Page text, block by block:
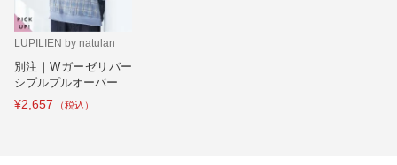
LUPILIEN by natulan
別注｜Wガーゼリバー
シブルプルオーバー
¥2,657